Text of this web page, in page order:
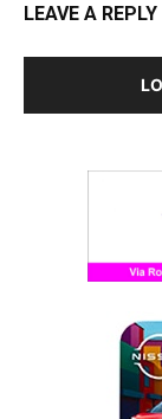
LEAVE A REPLY